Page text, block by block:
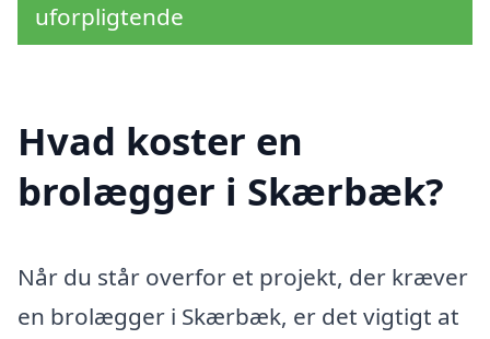
uforpligtende
Hvad koster en
brolægger i Skærbæk?
Når du står overfor et projekt, der kræver
en brolægger i Skærbæk, er det vigtigt at